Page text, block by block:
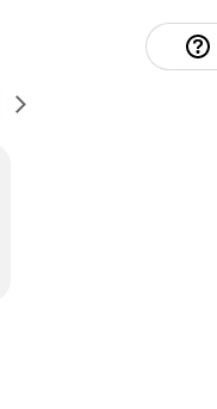
Экономика и финансы